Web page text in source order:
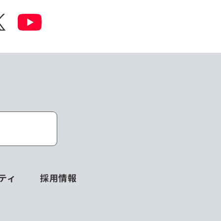
ィ 採用情報